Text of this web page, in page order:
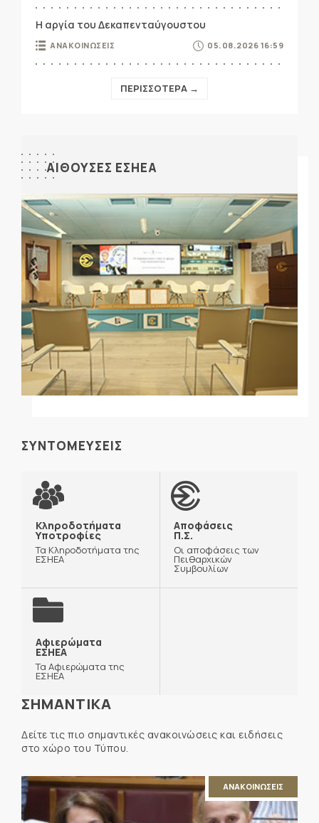
Η αργία του Δεκαπενταύγουστου
ΑΝΑΚΟΙΝΩΣΕΙΣ 05.08.2026 16:59
ΠΕΡΙΣΣΟΤΕΡΑ →
ΑΙΘΟΥΣΕΣ ΕΣΗΕΑ
ΣΥΝΤΟΜΕΥΣΕΙΣ
Κληροδοτήματα
Υποτροφίες
Τα Κληροδοτήματα της
ΕΣΗΕΑ
Αποφάσεις
Π.Σ.
Οι αποφάσεις των
Πειθαρχικών
Συμβουλίων
Αφιερώματα
ΕΣΗΕΑ
Τα Αφιερώματα της
ΕΣΗΕΑ
ΣΗΜΑΝΤΙΚΑ
Δείτε τις πιο σημαντικές ανακοινώσεις και ειδήσεις
στο χώρο του Τύπου.
ΑΝΑΚΟΙΝΩΣΕΙΣ